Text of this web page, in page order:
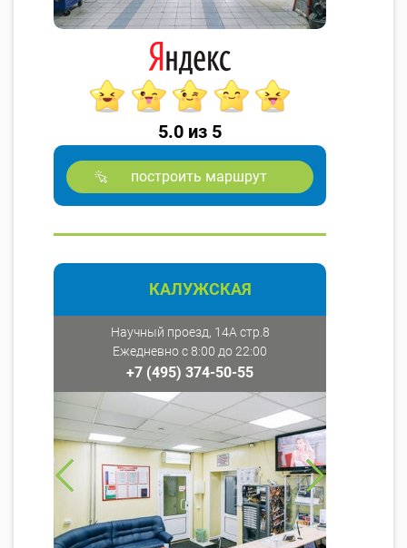
5.0 из 5
построить маршрут
КАЛУЖСКАЯ
Научный проезд, 14А стр.8
Ежедневно с 8:00 до 22:00
+7 (495) 374-50-55